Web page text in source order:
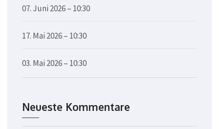
07. Juni 2026 – 10:30
17. Mai 2026 – 10:30
03. Mai 2026 – 10:30
Neueste Kommentare